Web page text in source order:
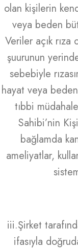
olan kişilerin
veya beden
Veriler açık
şuurunun
sebebiyle
hayat veya
tıbbi
Sahibi’nin
bağlamda
ameliyatlar,
iii.Şirket
ifasıyla